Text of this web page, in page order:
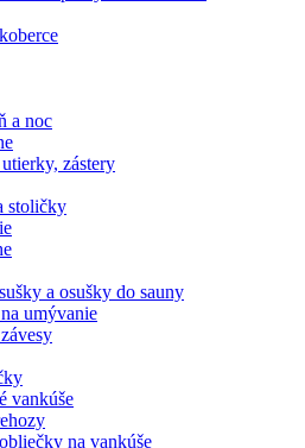
a noc
zástery
stoličky
a osušky do sauny
umývanie
vankúše
na vankúše